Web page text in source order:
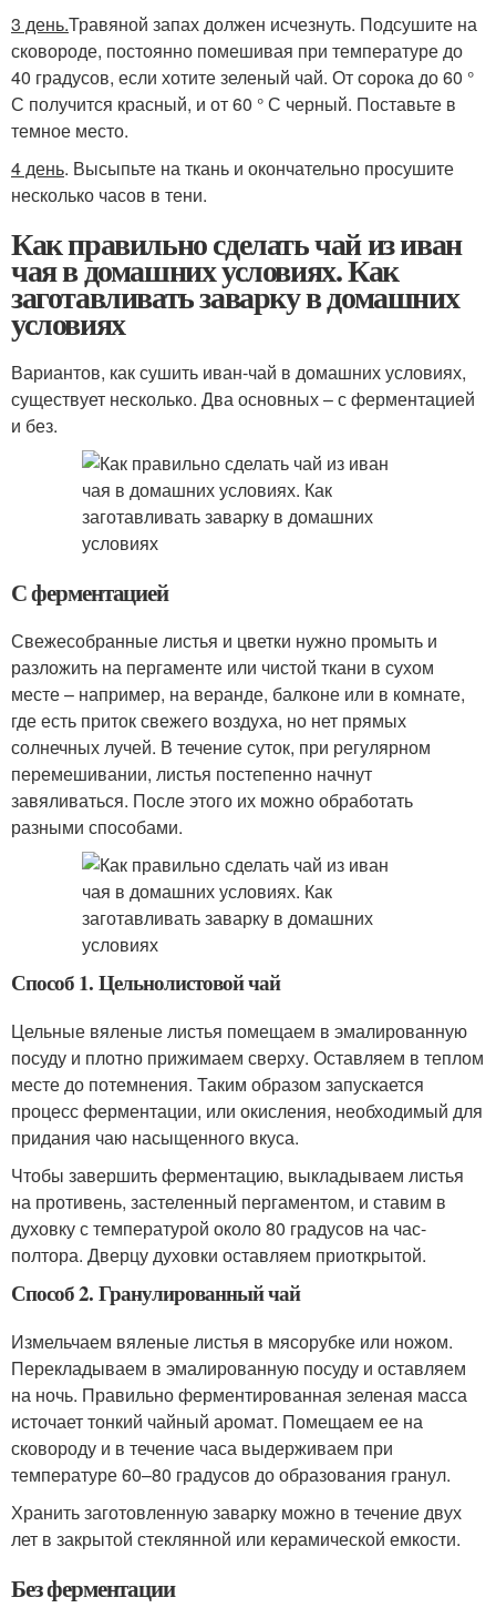
3 день.Травяной запах должен исчезнуть. Подсушите на
сковороде, постоянно помешивая при температуре до
40 градусов, если хотите зеленый чай. От сорока до 60 °
С получится красный, и от 60 ° С черный. Поставьте в
темное место.
4 день. Высыпьте на ткань и окончательно просушите
несколько часов в тени.
Как правильно сделать чай из иван
чая в домашних условиях. Как
заготавливать заварку в домашних
условиях
Вариантов, как сушить иван-чай в домашних условиях,
существует несколько. Два основных – с ферментацией
и без.
С ферментацией
Свежесобранные листья и цветки нужно промыть и
разложить на пергаменте или чистой ткани в сухом
месте – например, на веранде, балконе или в комнате,
где есть приток свежего воздуха, но нет прямых
солнечных лучей. В течение суток, при регулярном
перемешивании, листья постепенно начнут
завяливаться. После этого их можно обработать
разными способами.
Способ 1. Цельнолистовой чай
Цельные вяленые листья помещаем в эмалированную
посуду и плотно прижимаем сверху. Оставляем в теплом
месте до потемнения. Таким образом запускается
процесс ферментации, или окисления, необходимый для
придания чаю насыщенного вкуса.
Чтобы завершить ферментацию, выкладываем листья
на противень, застеленный пергаментом, и ставим в
духовку с температурой около 80 градусов на час-
полтора. Дверцу духовки оставляем приоткрытой.
Способ 2. Гранулированный чай
Измельчаем вяленые листья в мясорубке или ножом.
Перекладываем в эмалированную посуду и оставляем
на ночь. Правильно ферментированная зеленая масса
источает тонкий чайный аромат. Помещаем ее на
сковороду и в течение часа выдерживаем при
температуре 60–80 градусов до образования гранул.
Хранить заготовленную заварку можно в течение двух
лет в закрытой стеклянной или керамической емкости.
Без ферментации